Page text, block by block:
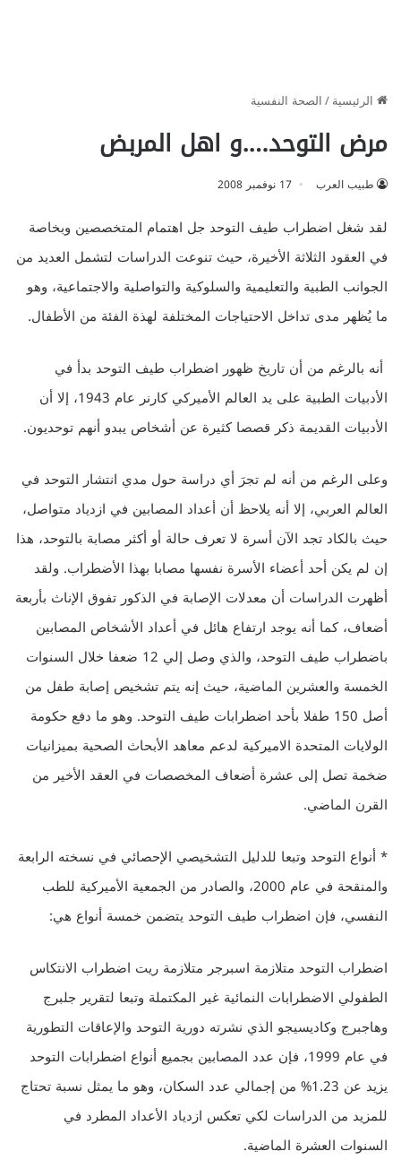
الرئيسية/الصحة النفسية
مرض التوحد….و اهل المربض
طبيب العرب 17 نوفمبر 2008
لقد شغل اضطراب طيف التوحد جل اهتمام المتخصصين وبخاصة
في العقود الثلاثة الأخيرة، حيث تنوعت الدراسات لتشمل العديد من
الجوانب الطبية والتعليمية والسلوكية والتواصلية والاجتماعية، وهو
ما يُظهر مدى تداخل الاحتياجات المختلفة لهذة الفئة من الأطفال.
أنه بالرغم من أن تاريخ ظهور اضطراب طيف التوحد بدأ في
الأدبيات الطبية على يد العالم الأميركي كارنر عام 1943، إلا أن
الأدبيات القديمة ذكر قصصا كثيرة عن أشخاص يبدو أنهم توحديون.
وعلى الرغم من أنه لم تجرَ أي دراسة حول مدي انتشار التوحد في
العالم العربي، إلا أنه يلاحظ أن أعداد المصابين في ازدياد متواصل،
حيث بالكاد تجد الآن أسرة لا تعرف حالة أو أكثر مصابة بالتوحد، هذا
إن لم يكن أحد أعضاء الأسرة نفسها مصابا بهذا الأضطراب. ولقد
أظهرت الدراسات أن معدلات الإصابة في الذكور تفوق الإناث بأربعة
أضعاف، كما أنه يوجد ارتفاع هائل في أعداد الأشخاص المصابين
باضطراب طيف التوحد، والذي وصل إلي 12 ضعفا خلال السنوات
الخمسة والعشرين الماضية، حيث إنه يتم تشخيص إصابة طفل من
أصل 150 طفلا بأحد اضطرابات طيف التوحد. وهو ما دفع حكومة
الولايات المتحدة الاميركية لدعم معاهد الأبحاث الصحية بميزانيات
ضخمة تصل إلى عشرة أضعاف المخصصات في العقد الأخير من
القرن الماضي.
* أنواع التوحد وتبعا للدليل التشخيصي الإحصائي في نسخته الرابعة
والمنقحة في عام 2000، والصادر من الجمعية الأميركية للطب
النفسي، فإن اضطراب طيف التوحد يتضمن خمسة أنواع هي:
اضطراب التوحد متلازمة اسبرجر متلازمة ريت اضطراب الانتكاس
الطفولي الاضطرابات النمائية غير المكتملة وتبعا لتقرير جلبرج
وهاجبرج وكاديسيجو الذي نشرته دورية التوحد والإعاقات التطورية
في عام 1999، فإن عدد المصابين بجميع أنواع اضطرابات التوحد
يزيد عن 1.23% من إجمالي عدد السكان، وهو ما يمثل نسبة تحتاج
للمزيد من الدراسات لكي تعكس ازدياد الأعداد المطرد في
السنوات العشرة الماضية.